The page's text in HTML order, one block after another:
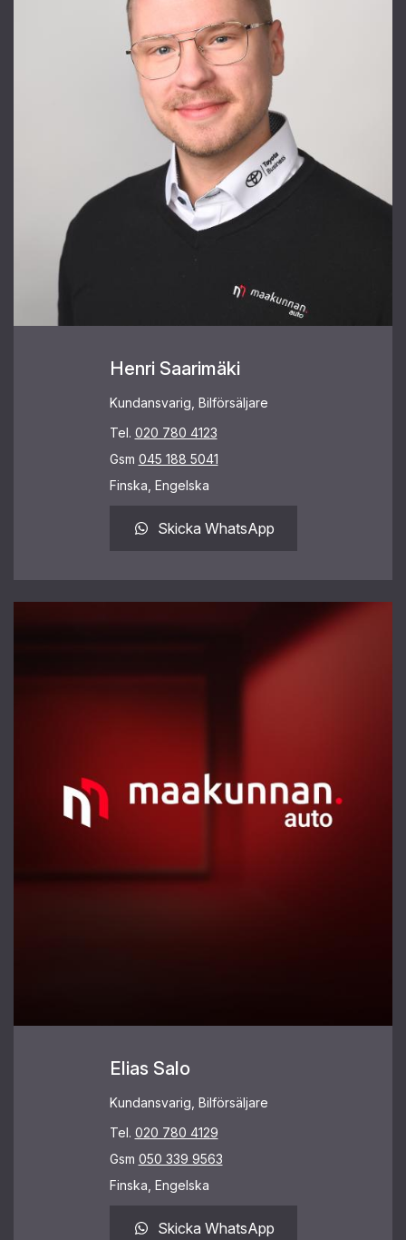
Henri Saarimäki
Kundansvarig, Bilförsäljare
Tel. 020 780 4123
Gsm 045 188 5041
Finska, Engelska
Skicka WhatsApp
Elias Salo
Kundansvarig, Bilförsäljare
Tel. 020 780 4129
Gsm 050 339 9563
Finska, Engelska
Skicka WhatsApp